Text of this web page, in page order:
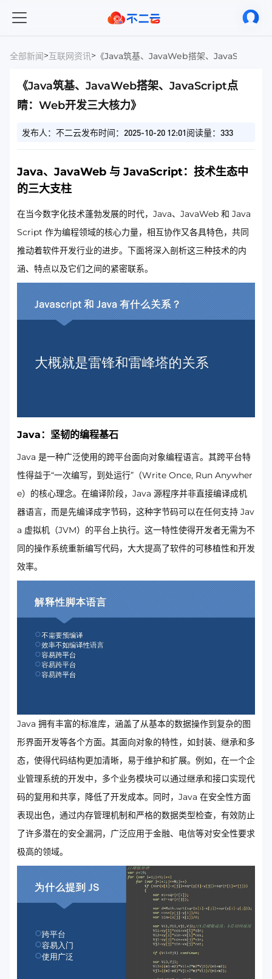
全部新闻>互联网资讯> 《Java筑基、JavaWeb搭架、JavaScript点
《Java筑基、JavaWeb搭架、JavaScript点
睛：Web开发三大核力》
发布人：不二云发布时间：2025-10-20 12:01阅读量：333
Java、JavaWeb 与 JavaScript：技术生态中
的三大支柱
在当今数字化技术蓬勃发展的时代，Java、JavaWeb 和 Java
Script 作为编程领域的核心力量，相互协作又各具特色，共同
推动着软件开发行业的进步。下面将深入剖析这三种技术的内
涵、特点以及它们之间的紧密联系。
Java：坚韧的编程基石
Java 是一种广泛使用的跨平台面向对象编程语言。其跨平台特
性得益于“一次编写，到处运行”（Write Once, Run Anywher
e）的核心理念。在编译阶段，Java 源程序并非直接编译成机
器语言，而是先编译成字节码，这种字节码可以在任何支持 Jav
a 虚拟机（JVM）的平台上执行。这一特性使得开发者无需为不
同的操作系统重新编写代码，大大提高了软件的可移植性和开发
效率。
Java 拥有丰富的标准库，涵盖了从基本的数据操作到复杂的图
形界面开发等各个方面。其面向对象的特性，如封装、继承和多
态，使得代码结构更加清晰，易于维护和扩展。例如，在一个企
业管理系统的开发中，多个业务模块可以通过继承和接口实现代
码的复用和共享，降低了开发成本。同时，Java 在安全性方面
表现出色，通过内存管理机制和严格的数据类型检查，有效防止
了许多潜在的安全漏洞，广泛应用于金融、电信等对安全性要求
极高的领域。